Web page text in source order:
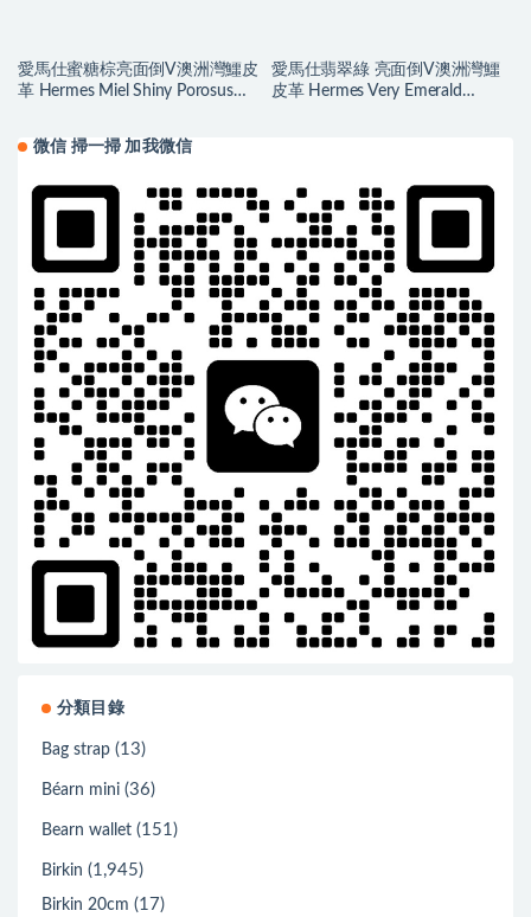
愛馬仕蜜糖棕亮面倒V澳洲灣鱷皮
革 Hermes Miel Shiny Porosus
愛馬仕翡翠綠 亮面倒V澳洲灣鱷
皮革 Hermes Very Emerald
微信 掃一掃 加我微信
分類目錄
Bag strap (13)
Béarn mini (36)
Bearn wallet (151)
Birkin (1,945)
Birkin 20cm (17)